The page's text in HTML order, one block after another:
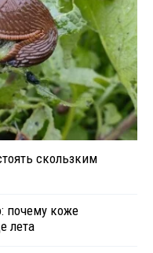
скользким
почему коже
лета